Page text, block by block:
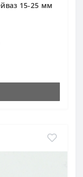
15-25 мм